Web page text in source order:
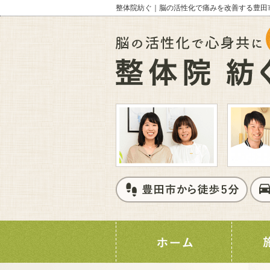
整体院紡ぐ｜脳の活性化で痛みを改善する豊田